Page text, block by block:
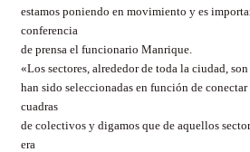
estamos poniendo en movimiento y es
conferencia
de prensa el funcionario Manrique.
«Los sectores, alrededor de toda la ciudad,
han sido seleccionadas en función de
cuadras
de colectivos y digamos que de aquellos
era